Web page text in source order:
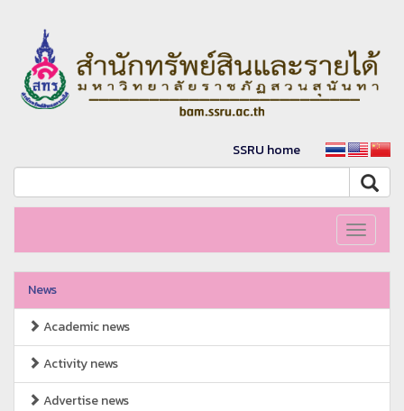
SSRU home
Toggle
News
Academic news
Activity news
Advertise news